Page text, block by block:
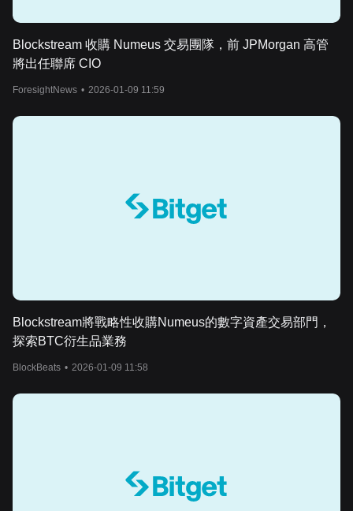
Blockstream 收購 Numeus 交易團隊，前 JPMorgan 高管
將出任聯席 CIO
ForesightNews • 2026-01-09 11:59
Blockstream將戰略性收購Numeus的數字資產交易部門，
探索BTC衍生品業務
BlockBeats • 2026-01-09 11:58